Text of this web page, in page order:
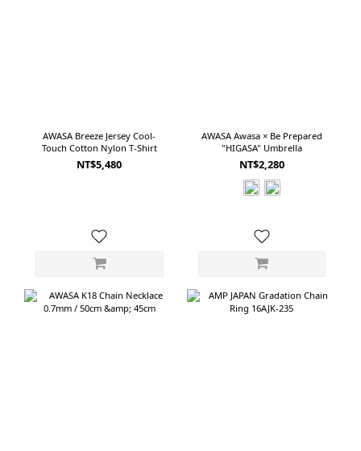
AWASA Breeze Jersey Cool-
Touch Cotton Nylon T-Shirt
NT$5,480
AWASA Awasa × Be Prepared
"HIGASA" Umbrella
NT$2,280